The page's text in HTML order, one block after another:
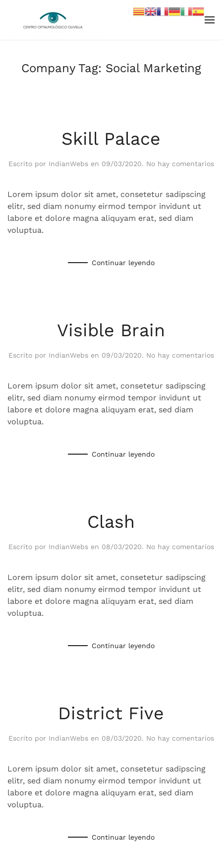
Skip to main content
Company Tag: Social Marketing
Skill Palace
Escrito por IndianWebsen 09/03/2020. No hay comentariosen
Lorem ipsum dolor sit amet, consetetur sadipscing
elitr, sed diam nonumy eirmod tempor invidunt ut
labore et dolore magna aliquyam erat, sed diam
voluptua.
Continuar leyendo
Visible Brain
Escrito por IndianWebsen 09/03/2020. No hay comentariosen
Lorem ipsum dolor sit amet, consetetur sadipscing
elitr, sed diam nonumy eirmod tempor invidunt ut
labore et dolore magna aliquyam erat, sed diam
voluptua.
Continuar leyendo
Clash
Escrito por IndianWebsen 08/03/2020. No hay comentariosen
Lorem ipsum dolor sit amet, consetetur sadipscing
elitr, sed diam nonumy eirmod tempor invidunt ut
labore et dolore magna aliquyam erat, sed diam
voluptua.
Continuar leyendo
District Five
Escrito por IndianWebsen 08/03/2020. No hay comentariosen
Lorem ipsum dolor sit amet, consetetur sadipscing
elitr, sed diam nonumy eirmod tempor invidunt ut
labore et dolore magna aliquyam erat, sed diam
voluptua.
Continuar leyendo